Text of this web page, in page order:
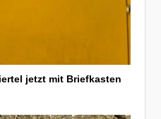
jetzt mit Briefkasten